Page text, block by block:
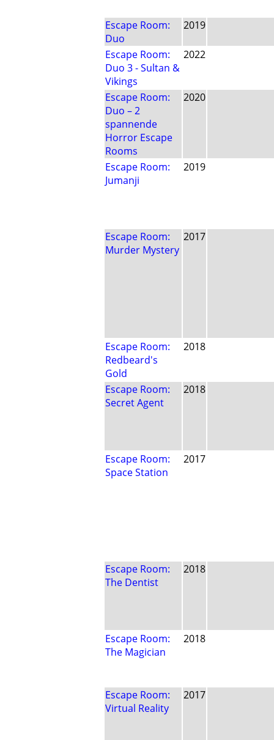
Escape Room:
Duo
2019
Escape Room:
Duo 3 - Sultan &
Vikings
2022
Escape Room:
Duo – 2
spannende
Horror Escape
Rooms
2020
Escape Room:
Jumanji
2019
Escape Room:
Murder Mystery
2017
Escape Room:
Redbeard's
Gold
2018
Escape Room:
Secret Agent
2018
Escape Room:
Space Station
2017
Escape Room:
The Dentist
2018
Escape Room:
The Magician
2018
Escape Room:
Virtual Reality
2017